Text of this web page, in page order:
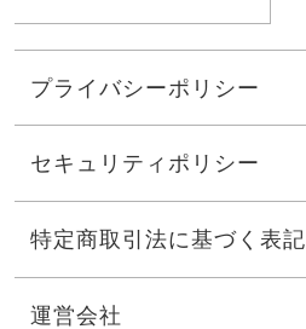
プライバシーポリシー
セキュリティポリシー
特定商取引法に基づく表記
運営会社